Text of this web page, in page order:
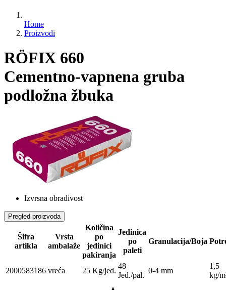
Home
Proizvodi
RÖFIX 660
Cementno-vapnena gruba
podložna žbuka
Izvrsna obradivost
Pregled proizvoda
Šifra
artikla
Vrsta
ambalaže
Količina
po
jedinici
pakiranja
Jedinica
po
paleti
Granulacija/Boja
2000583186 vreća 25 Kg/jed.
48
Jed./pal.
0-4 mm
1,5
kg/